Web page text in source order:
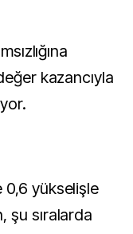
kazancıyla
yükselişle
şu sıralarda